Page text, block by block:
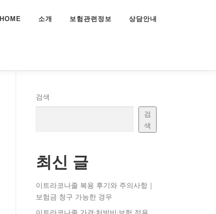
HOME 소개 보험관련정보 상담안내
검색
검
색
최신 글
이트라코나졸 복용 후기와 주의사항｜
보험금 청구 가능한 경우